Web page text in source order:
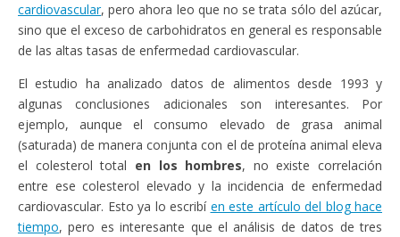
cardiovascular, pero ahora leo que no se trata sólo del azúcar,
sino que el exceso de carbohidratos en general es responsable
de las altas tasas de enfermedad cardiovascular.
El estudio ha analizado datos de alimentos desde 1993 y
algunas conclusiones adicionales son interesantes. Por
ejemplo, aunque el consumo elevado de grasa animal
(saturada) de manera conjunta con el de proteína animal eleva
el colesterol total en los hombres, no existe correlación
entre ese colesterol elevado y la incidencia de enfermedad
cardiovascular. Esto ya lo escribí en este artículo del blog hace
tiempo, pero es interesante que el análisis de datos de tres